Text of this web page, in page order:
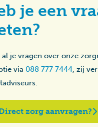
je een
al je vragen over onze
via 088 777 7444, zij
zorg aanvragen?